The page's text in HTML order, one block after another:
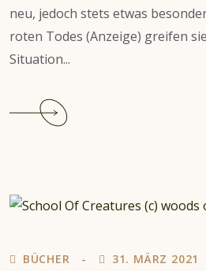
neu, jedoch stets etwas
roten Todes (Anzeige) greifen
Situation...
Maske
Todes
BÜCHER 31. MÄRZ 2021